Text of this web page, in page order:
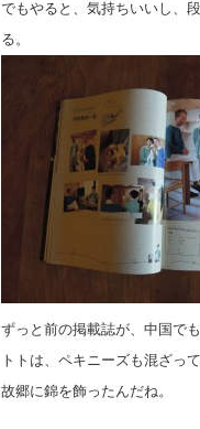
でもやると、気持ちいいし、
る。
ずっと前の掲載誌が、中国で
トトは、ペキニーズも混ざっ
故郷に錦を飾ったんだね。